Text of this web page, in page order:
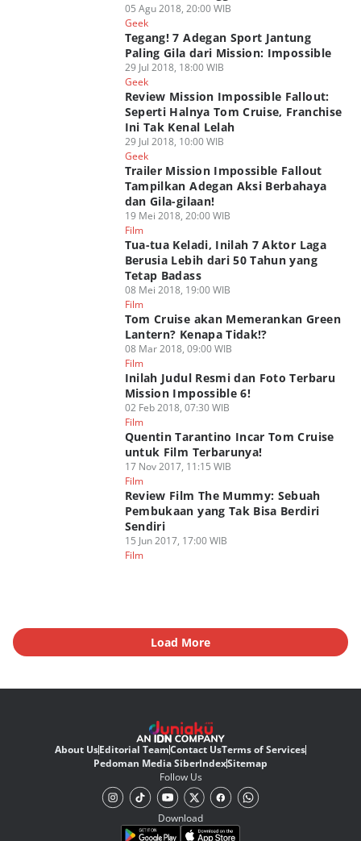
05 Agu 2018, 20:00 WIB
Geek
Tegang! 7 Adegan Sport Jantung
Paling Gila dari Mission: Impossible
29 Jul 2018, 18:00 WIB
Geek
Review Mission Impossible Fallout:
Seperti Halnya Tom Cruise, Franchise
Ini Tak Kenal Lelah
29 Jul 2018, 10:00 WIB
Geek
Trailer Mission Impossible Fallout
Tampilkan Adegan Aksi Berbahaya
dan Gila-gilaan!
19 Mei 2018, 20:00 WIB
Film
Tua-tua Keladi, Inilah 7 Aktor Laga
Berusia Lebih dari 50 Tahun yang
Tetap Badass
08 Mei 2018, 19:00 WIB
Film
Tom Cruise akan Memerankan Green
Lantern? Kenapa Tidak!?
08 Mar 2018, 09:00 WIB
Film
Inilah Judul Resmi dan Foto Terbaru
Mission Impossible 6!
02 Feb 2018, 07:30 WIB
Film
Quentin Tarantino Incar Tom Cruise
untuk Film Terbarunya!
17 Nov 2017, 11:15 WIB
Film
Review Film The Mummy: Sebuah
Pembukaan yang Tak Bisa Berdiri
Sendiri
15 Jun 2017, 17:00 WIB
Film
Load More
About UsEditorial TeamContact UsTerms of Services
Pedoman Media SiberIndexSitemap
Follow Us
Download